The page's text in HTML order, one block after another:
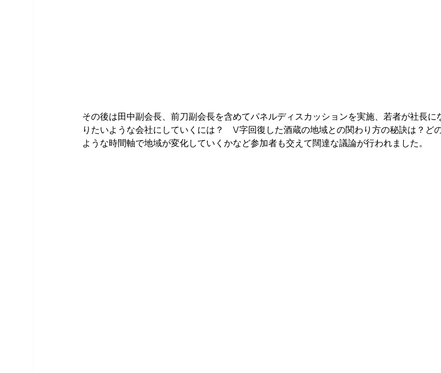
その後は田中副会長、前刀副会長を含めてパネルディスカッションを実施、若者が社長に
りたいような会社にしていくには？　V字回復した酒蔵の地域との関わり方の秘訣は？ど
ような時間軸で地域が変化していくかなど参加者も交えて闊達な議論が行われました。